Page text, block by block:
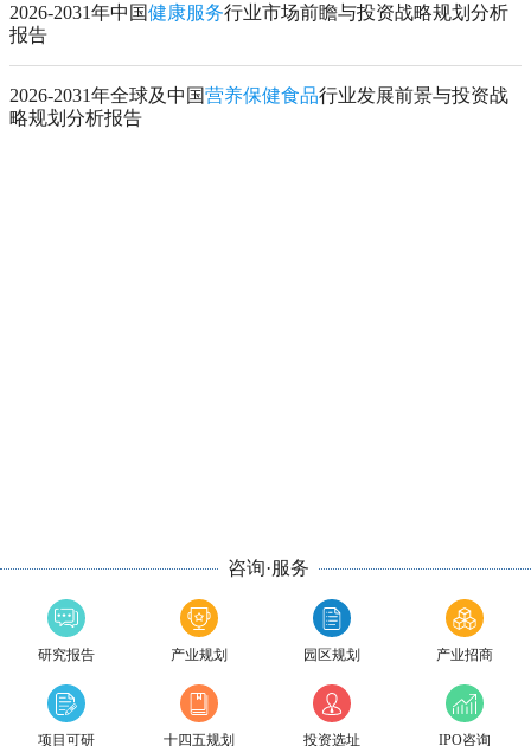
2026-2031年中国健康服务行业市场前瞻与投资战略规划分析
报告
2026-2031年全球及中国营养保健食品行业发展前景与投资战
略规划分析报告
咨询·服务
研究报告 产业规划 园区规划 产业招商
项目可研 十四五规划 投资选址 IPO咨询